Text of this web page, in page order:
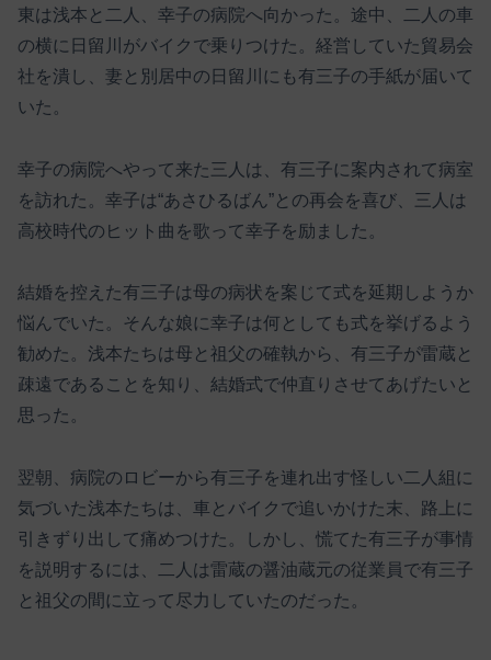
東は浅本と二人、幸子の病院へ向かった。途中、二人の車
の横に日留川がバイクで乗りつけた。経営していた貿易会
社を潰し、妻と別居中の日留川にも有三子の手紙が届いて
いた。
幸子の病院へやって来た三人は、有三子に案内されて病室
を訪れた。幸子は“あさひるばん”との再会を喜び、三人は
高校時代のヒット曲を歌って幸子を励ました。
結婚を控えた有三子は母の病状を案じて式を延期しようか
悩んでいた。そんな娘に幸子は何としても式を挙げるよう
勧めた。浅本たちは母と祖父の確執から、有三子が雷蔵と
疎遠であることを知り、結婚式で仲直りさせてあげたいと
思った。
翌朝、病院のロビーから有三子を連れ出す怪しい二人組に
気づいた浅本たちは、車とバイクで追いかけた末、路上に
引きずり出して痛めつけた。しかし、慌てた有三子が事情
を説明するには、二人は雷蔵の醤油蔵元の従業員で有三子
と祖父の間に立って尽力していたのだった。